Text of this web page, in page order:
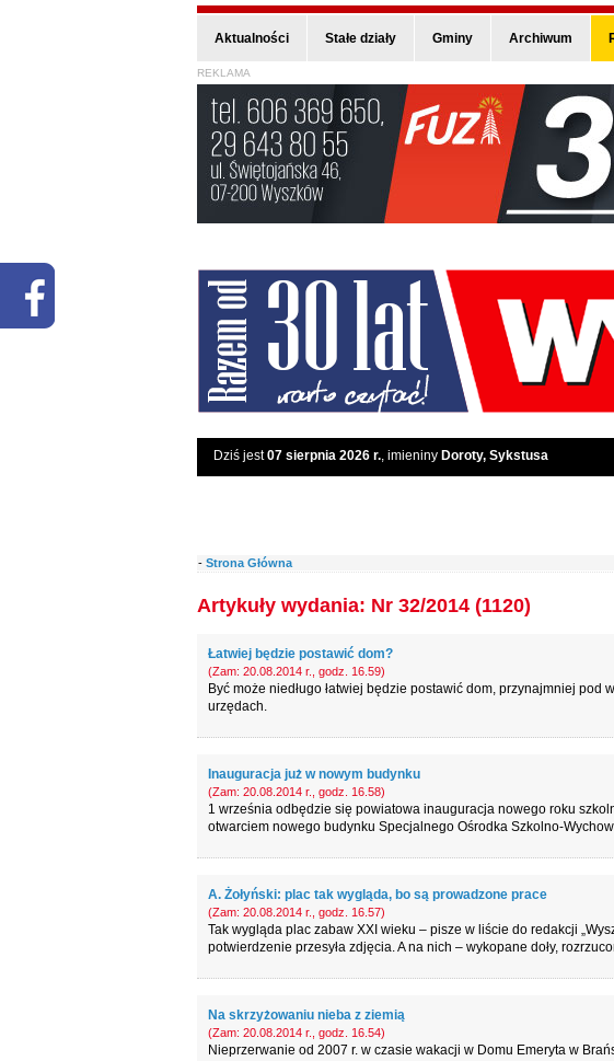
Aktualności Stałe działy Gminy Archiwum
REKLAMA
Dziś jest07 sierpnia 2026 r., imieniny Doroty, Sykstusa
- Strona Główna
Artykuły wydania: Nr 32/2014 (1120)
Łatwiej będzie postawić dom?
(Zam: 20.08.2014 r., godz. 16.59)
Być może niedługo łatwiej będzie postawić dom, przynajmniej pod
urzędach.
Inauguracja już w nowym budynku
(Zam: 20.08.2014 r., godz. 16.58)
1 września odbędzie się powiatowa inauguracja nowego roku
otwarciem nowego budynku Specjalnego Ośrodka Szkolno-
A. Żołyński: plac tak wygląda, bo są prowadzone prace
(Zam: 20.08.2014 r., godz. 16.57)
Tak wygląda plac zabaw XXI wieku – pisze w liście do redakcji
potwierdzenie przesyła zdjęcia. A na nich – wykopane doły,
Na skrzyżowaniu nieba z ziemią
(Zam: 20.08.2014 r., godz. 16.54)
Nieprzerwanie od 2007 r. w czasie wakacji w Domu Emeryta w